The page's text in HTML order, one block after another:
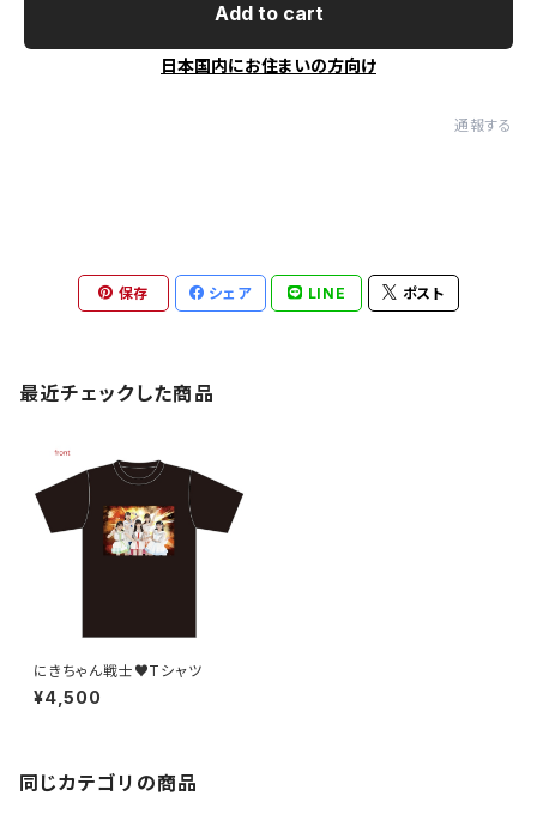
Add to cart
日本国内にお住まいの方向け
通報する
保存 シェア LINE ポスト
最近チェックした商品
にきちゃん戦士♥Tシャツ
¥4,500
同じカテゴリの商品